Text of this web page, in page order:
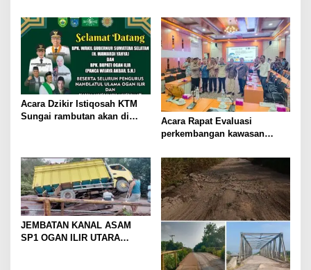
Profesionalisme Wartawan
Acara Dzikir Istiqosah KTM
Sungai rambutan akan di
Acara Rapat Evaluasi
perkembangan kawasan
kabupaten ogan ilir, sumsel
tahun 2023
JEMBATAN KANAL ASAM
SP1 OGAN ILIR UTARA